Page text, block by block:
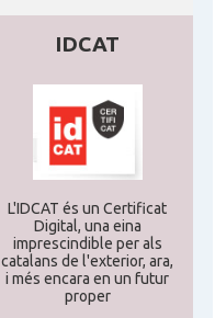
IDCAT
L'IDCAT és un Certificat
Digital, una eina
imprescindible per als
catalans de l'exterior, ara,
i més encara en un futur
proper